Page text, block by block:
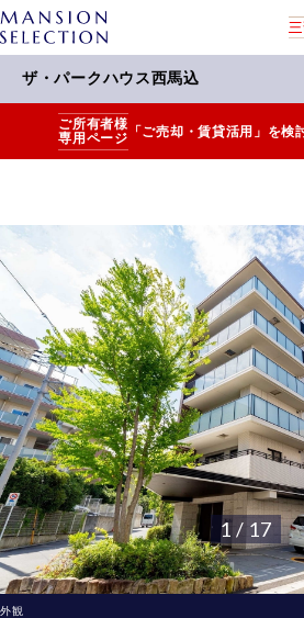
ザ・パークハウス西馬込
ご所有者様
専用ページ 「ご売却・賃貸活用」を検
外観
1 / 17